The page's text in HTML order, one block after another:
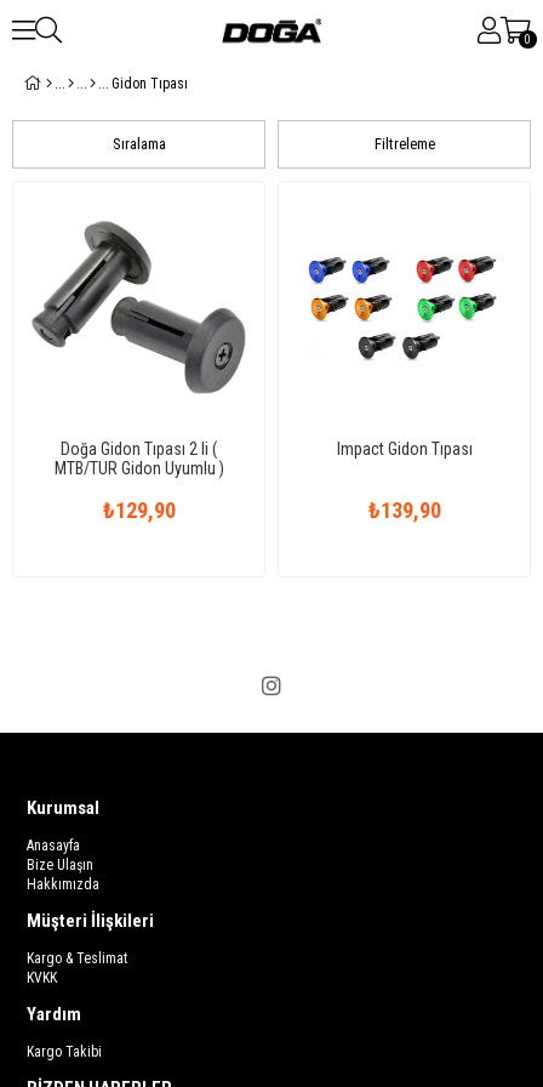
0
Gidon Tıpası
Filtreleme
Sıralama
Doğa Gidon Tıpası 2 li (
MTB/TUR Gidon Uyumlu )
₺129,90
Impact Gidon Tıpası
₺139,90
Kurumsal
Anasayfa
Bize Ulaşın
Hakkımızda
Müşteri İlişkileri
Kargo & Teslimat
KVKK
Yardım
Kargo Takibi